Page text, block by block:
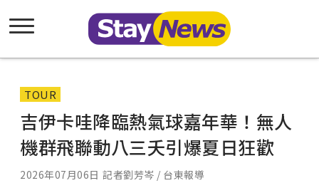
TOUR
吉伊卡哇降臨熱氣球嘉年華！無人
機群飛聯動八三夭引爆夏日狂歡
2026年07月06日 記者劉芳岑 / 台東報導